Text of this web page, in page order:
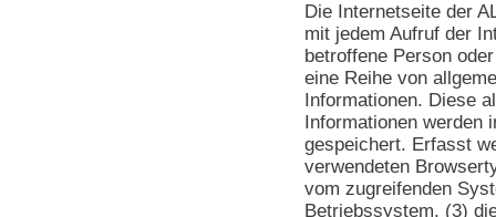
Die Internetseite der
mit jedem Aufruf der
betroffene Person
eine Reihe von
Informationen. Diese
Informationen werden
gespeichert. Erfasst
verwendeten
vom zugreifenden
Betriebssystem, (3)